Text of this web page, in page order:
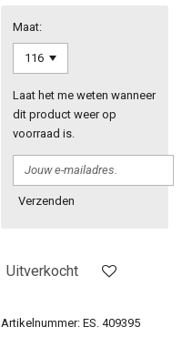
Maat:
Laat het me weten wanneer
dit product weer op
voorraad is.
Verzenden
Uitverkocht
Artikelnummer: ES. 409395